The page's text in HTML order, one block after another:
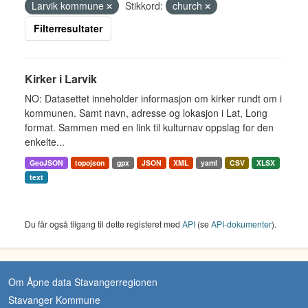
Larvik kommune
Stikkord:
church
Filterresultater
Kirker i Larvik
NO: Datasettet inneholder informasjon om kirker rundt om i
kommunen. Samt navn, adresse og lokasjon i Lat, Long
format. Sammen med en link til kulturnav oppslag for den
enkelte...
GeoJSON topojson gpx JSON XML yaml CSV
XLSX
text
Du får også tilgang til dette registeret med API (seAPI-dokumenter).
Om Åpne data Stavangerregionen
Stavanger Kommune